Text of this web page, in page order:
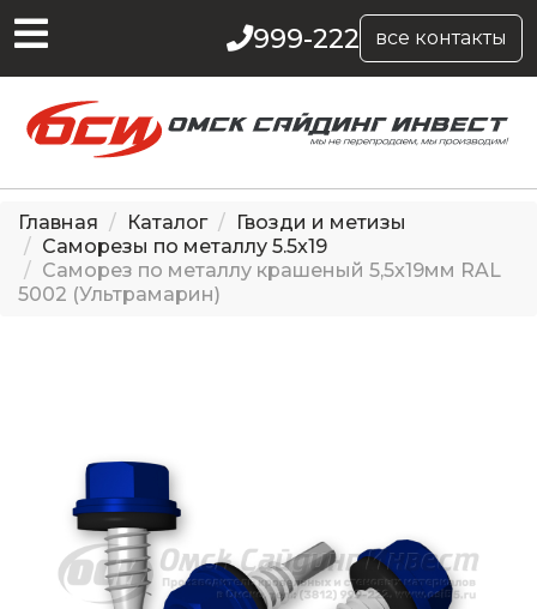
999-222 все контакты
Главная Каталог
Гвозди и метизы
Саморезы по металлу 5.5x19
Саморез по металлу крашеный 5,5x19мм RAL
5002 (Ультрамарин)